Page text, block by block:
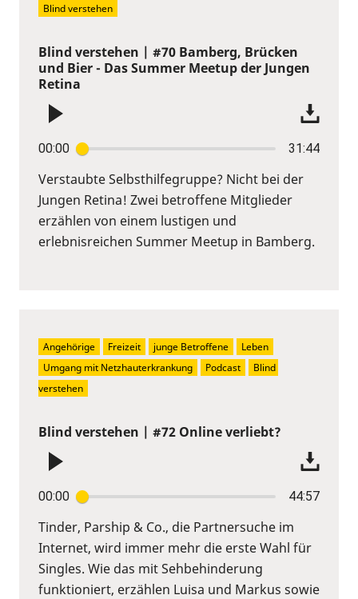
Blind verstehen | #70 Bamberg, Brücken
und Bier - Das Summer Meetup der Jungen
Retina
00:00 31:44
Verstaubte Selbsthilfegruppe? Nicht bei der
Jungen Retina! Zwei betroffene Mitglieder
erzählen von einem lustigen und
erlebnisreichen Summer Meetup in Bamberg.
Blind verstehen
Blind verstehen | #72 Online verliebt?
00:00 44:57
Tinder, Parship & Co., die Partnersuche im
Internet, wird immer mehr die erste Wahl für
Singles. Wie das mit Sehbehinderung
funktioniert, erzählen Luisa und Markus sowie
Angehörige Freizeit junge Betroffene
Leben
Umgang mit Netzhauterkrankung
Podcast
Blind
verstehen